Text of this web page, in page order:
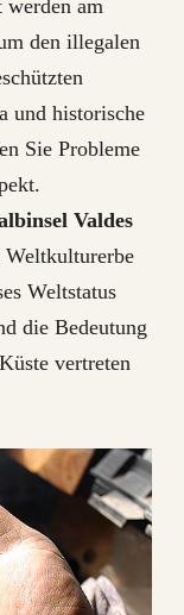
am
den illegalen
und historische
Sie Probleme
Valdes
Weltkulturerbe
Weltstatus
die Bedeutung
vertreten